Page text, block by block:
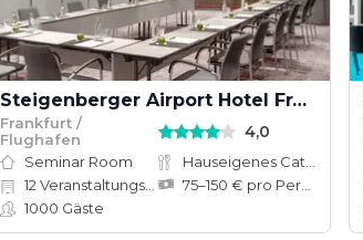
Steigenberger Airport Hotel Frankfurt
Frankfurt /
Flughafen
4,0
Seminar Room
12 Veranstaltungsräume
1000 Gäste